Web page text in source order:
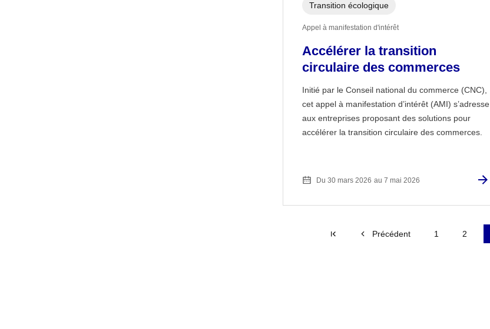
Accélérer la transition
circulaire des commerces
Initié par le Conseil national du commerce (CNC),
cet appel à manifestation d’intérêt (AMI) s’adresse
aux entreprises proposant des solutions pour
accélérer la transition circulaire des commerces.
Transition écologique
Appel à manifestation d'intérêt
Du 30 mars 2026 au 7 mai 2026
Première page
Précédent 1 2